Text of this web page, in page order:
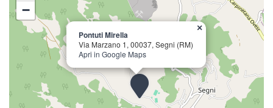
Pontuti Mirella
Via Marzano 1, 00037, Segni (RM)
Apri in Google Maps
×
−